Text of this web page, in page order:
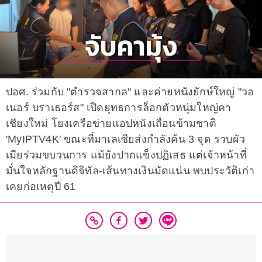
ปอศ. ร่วมกับ "ตำรวจสากล" และค่ายหนังยักษ์ใหญ่ "วอ
เนอร์ บราเธอร์ส" เปิดยุทธการล็อกตัวหนุ่มใหญ่คา
เชียงใหม่ โยงเครือข่ายแอปหนังเถื่อนข้ามชาติ
'MyIPTV4K' ขณะที่มาเลเซียส่งกำลังค้น 3 จุด รวบผัว
เมียร่วมขบวนการ แม้ยังปากแข็งปฏิเสธ แต่เจ้าหน้าที่
มั่นใจหลักฐานดิจิทัล-เส้นทางเงินมัดแน่น พบประวัติเก่า
เคยก่อเหตุปี 61